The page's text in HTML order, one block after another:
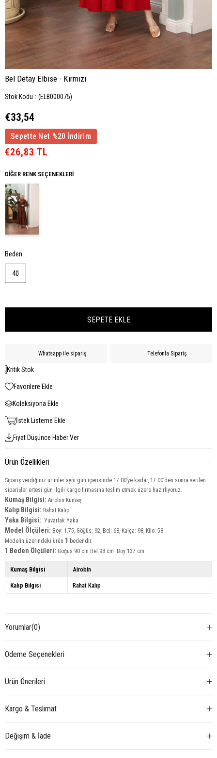
Bel Detay Elbise - Kırmızı
Stok Kodu (ELB000075)
€33,54
Sepette Net %20 İndirim
€26,83 TL
DIĞER RENK SEÇENEKLERI
Beden
40
Whatsapp ile sipariş Telefonla Sipariş
Kritik Stok
Favorilere Ekle
Koleksiyona Ekle
İstek Listeme Ekle
Fiyat Düşünce Haber Ver
Ürün Özellikleri
Sipariş verdiğiniz ürünler aynı gün içerisinde 17:00’ye kadar, 17:00’den sonra verilen
siparişler ertesi gün ilgili kargo firmasına teslim etmek üzere hazırlıyoruz.
Kumaş Bilgisi: Airobin Kumaş
Kalıp Bilgisi: Rahat Kalıp
Yaka Bilgisi: Yuvarlak Yaka
Model Ölçüleri: Boy: 1.75, Göğüs: 92, Bel: 68, Kalça: 98, Kilo: 58
Modelin üzerindeki ürün 1 bedendir.
1 Beden Ölçüleri: Göğüs:90 cm Bel:98 cm Boy:137 cm
Kumaş Bilgisi Airobin
Kalıp Bilgisi Rahat Kalıp
Yorumlar(0)
Ödeme Seçenekleri
Ürün Önerileri
Kargo & Teslimat
Değişim & İade